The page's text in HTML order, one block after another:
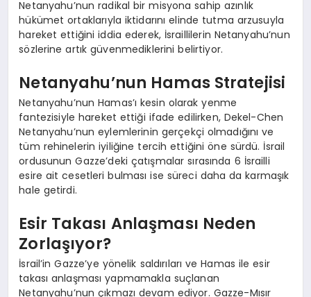
Netanyahu’nun radikal bir misyona sahip azınlık
hükümet ortaklarıyla iktidarını elinde tutma arzusuyla
hareket ettiğini iddia ederek, İsraillilerin Netanyahu’nun
sözlerine artık güvenmediklerini belirtiyor.
Netanyahu’nun Hamas Stratejisi
Netanyahu’nun Hamas’ı kesin olarak yenme
fantezisiyle hareket ettiği ifade edilirken, Dekel-Chen
Netanyahu’nun eylemlerinin gerçekçi olmadığını ve
tüm rehinelerin iyiliğine tercih ettiğini öne sürdü. İsrail
ordusunun Gazze’deki çatışmalar sırasında 6 İsrailli
esire ait cesetleri bulması ise süreci daha da karmaşık
hale getirdi.
Esir Takası Anlaşması Neden
Zorlaşıyor?
İsrail’in Gazze’ye yönelik saldırıları ve Hamas ile esir
takası anlaşması yapmamakla suçlanan
Netanyahu’nun çıkmazı devam ediyor. Gazze-Mısır